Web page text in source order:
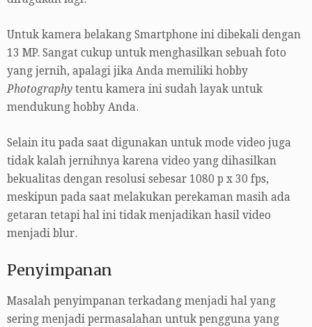
Untuk kamera belakang Smartphone ini dibekali dengan
13 MP. Sangat cukup untuk menghasilkan sebuah foto
yang jernih, apalagi jika Anda memiliki hobby
Photography tentu kamera ini sudah layak untuk
mendukung hobby Anda.
Selain itu pada saat digunakan untuk mode video juga
tidak kalah jernihnya karena video yang dihasilkan
bekualitas dengan resolusi sebesar 1080 p x 30 fps,
meskipun pada saat melakukan perekaman masih ada
getaran tetapi hal ini tidak menjadikan hasil video
menjadi blur.
Penyimpanan
Masalah penyimpanan terkadang menjadi hal yang
sering menjadi permasalahan untuk pengguna yang